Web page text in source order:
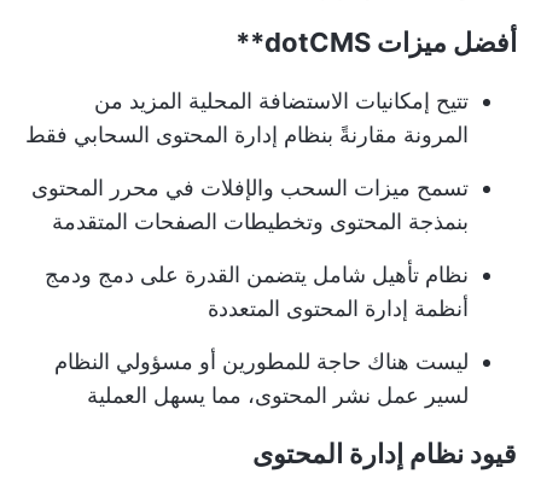
أفضل ميزات dotCMS**
تتيح إمكانيات الاستضافة المحلية المزيد من
المرونة مقارنةً بنظام إدارة المحتوى السحابي فقط
تسمح ميزات السحب والإفلات في محرر المحتوى
بنمذجة المحتوى وتخطيطات الصفحات المتقدمة
نظام تأهيل شامل يتضمن القدرة على دمج ودمج
أنظمة إدارة المحتوى المتعددة
ليست هناك حاجة للمطورين أو مسؤولي النظام
لسير عمل نشر المحتوى، مما يسهل العملية
قيود نظام إدارة المحتوى